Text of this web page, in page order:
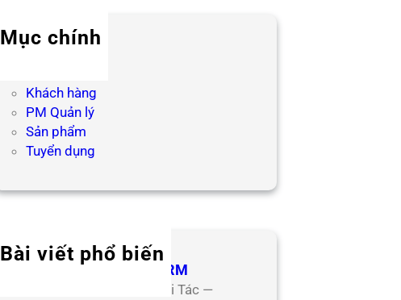
h
Mục chính
Khách hàng
PM Quản lý
Sản phẩm
Tuyển dụng
Bài viết phổ biến
Hợp Tác Đối Tác CoreHRM
Chương Trình Hợp Tác Đối Tác —